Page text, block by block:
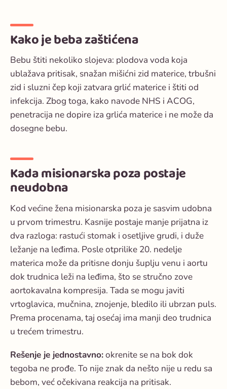
Kako je beba zaštićena
Bebu štiti nekoliko slojeva: plodova voda koja
ublažava pritisak, snažan mišićni zid materice, trbušni
zid i sluzni čep koji zatvara grlić materice i štiti od
infekcija. Zbog toga, kako navode NHS i ACOG,
penetracija ne dopire iza grlića materice i ne može da
dosegne bebu.
Kada misionarska poza postaje
neudobna
Kod većine žena misionarska poza je sasvim udobna
u prvom trimestru. Kasnije postaje manje prijatna iz
dva razloga: rastući stomak i osetljive grudi, i duže
ležanje na leđima. Posle otprilike 20. nedelje
materica može da pritisne donju šuplju venu i aortu
dok trudnica leži na leđima, što se stručno zove
aortokavalna kompresija. Tada se mogu javiti
vrtoglavica, mučnina, znojenje, bledilo ili ubrzan puls.
Prema procenama, taj osećaj ima manji deo trudnica
u trećem trimestru.
Rešenje je jednostavno:okrenite se na bok dok
tegoba ne prođe. To nije znak da nešto nije u redu sa
bebom, već očekivana reakcija na pritisak.